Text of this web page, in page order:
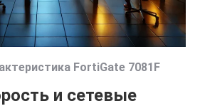
FortiGate 7081F
и сетевые